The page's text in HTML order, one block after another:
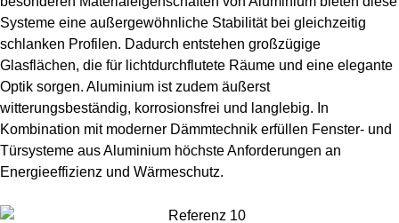
Systeme eine außergewöhnliche Stabilität bei gleichzeitig
schlanken Profilen. Dadurch entstehen großzügige
Glasflächen, die für lichtdurchflutete Räume und eine elegante
Optik sorgen. Aluminium ist zudem äußerst
witterungsbeständig, korrosionsfrei und langlebig. In
Kombination mit moderner Dämmtechnik erfüllen Fenster- und
Türsysteme aus Aluminium höchste Anforderungen an
Energieeffizienz und Wärmeschutz.